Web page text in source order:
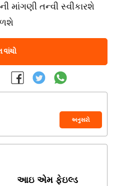
માંગણી તન્વી સ્વીકારશે
અનુસરો
આઇ એમ ફેઇલ્ડ